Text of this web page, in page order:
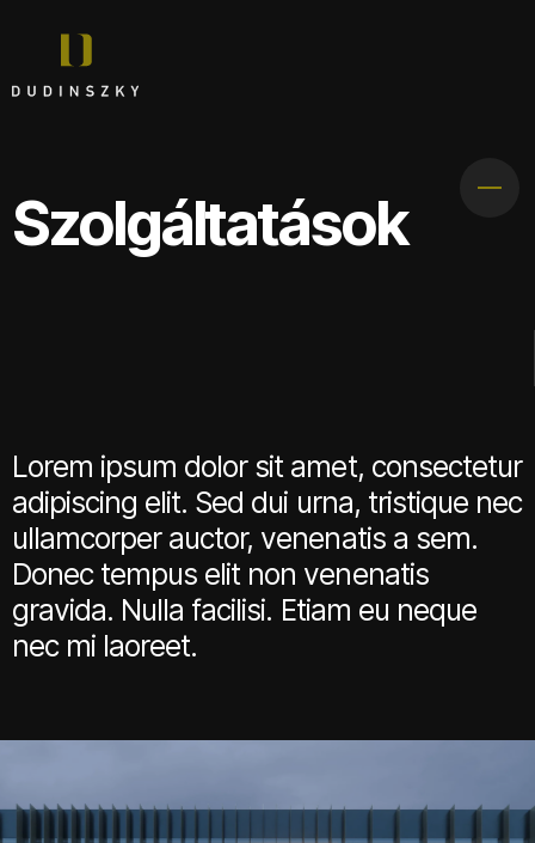
Szolgáltatások
Lorem ipsum dolor sit amet, consectetur
adipiscing elit. Sed dui urna, tristique nec
ullamcorper auctor, venenatis a sem.
Donec tempus elit non venenatis
gravida. Nulla facilisi. Etiam eu neque
nec mi laoreet.